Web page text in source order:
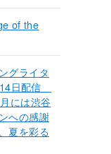
of the
グライタ
日配信
には渋谷
への感謝
夏を彩る